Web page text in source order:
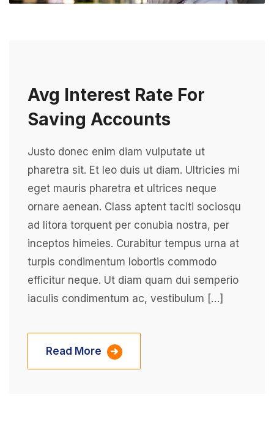
Avg Interest Rate For
Saving Accounts
Justo donec enim diam vulputate ut
pharetra sit. Et leo duis ut diam. Ultricies mi
eget mauris pharetra et ultrices neque
ornare aenean. Class aptent taciti sociosqu
ad litora torquent per conubia nostra, per
inceptos himeies. Curabitur tempus urna at
turpis condimentum lobortis commodo
efficitur neque. Ut diam quam dui semperio
iaculis condimentum ac, vestibulum […]
Read More